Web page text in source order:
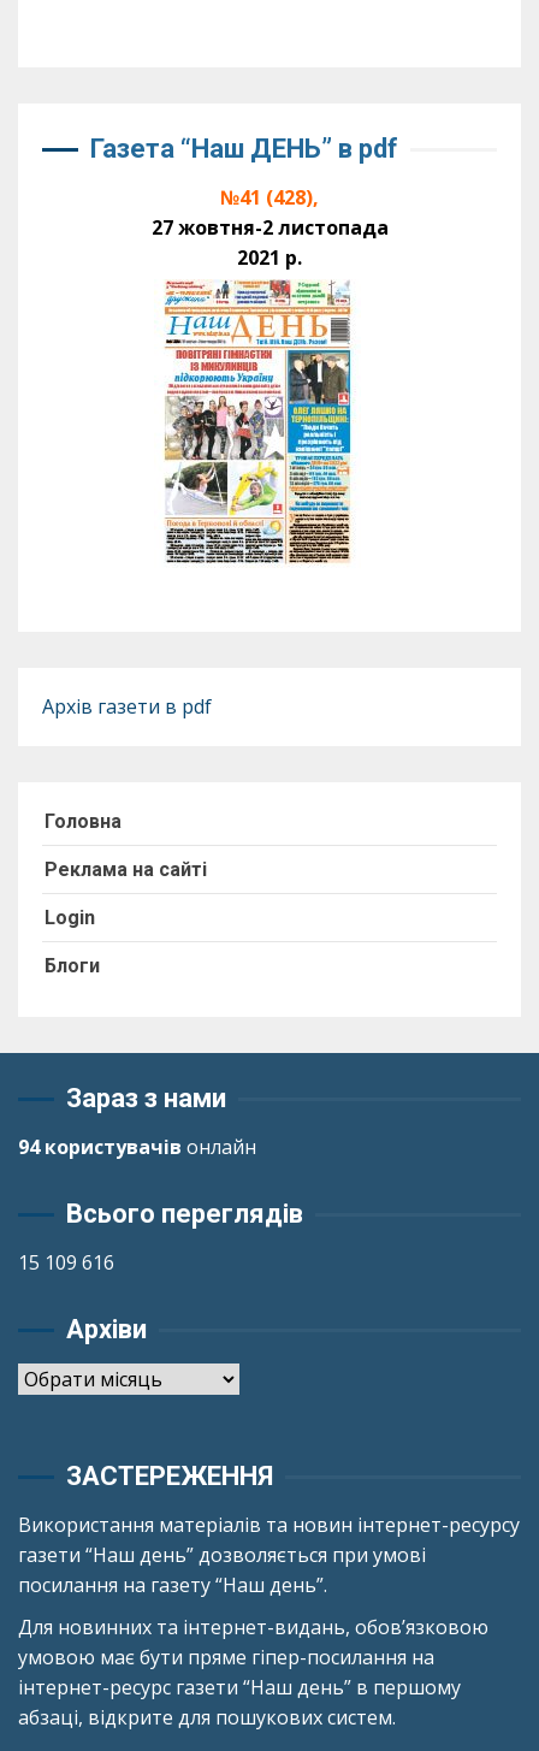
Газета “Наш ДЕНЬ” в pdf
№41 (428),
27 жовтня-2 листопада
2021 р.
Архів газети в pdf
Головна
Реклама на сайті
Login
Блоги
Зараз з нами
94 користувачів онлайн
Всього переглядів
15 109 616
Архіви
Архіви
ЗАСТЕРЕЖЕННЯ
Використання матеріалів та новин інтернет-ресурсу
газети “Наш день” дозволяється при умові
посилання на газету “Наш день”.
Для новинних та інтернет-видань, обов’язковою
умовою має бути пряме гіпер-посилання на
інтернет-ресурс газети “Наш день” в першому
абзаці, відкрите для пошукових систем.